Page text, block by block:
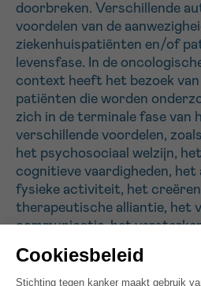
doorbreken. Verschillende
voordelen van de
ziekenhuispatiënten en/of
levensfase. In de
context heeft het bezoek van
patiënten die worden
zich in de terminale fase van
verschillende voordelen,
het psychosociaal welzijn,
cognitieve vaardigheden, het
fysieke activiteit, het creëren
therapeutische alliantie, het
communicatie, het
Ons project heeft tot doel
Ja, stuur mij de nieuwsbrief
Ik aanvaard de
*VERPLICHT VELD
Sturen